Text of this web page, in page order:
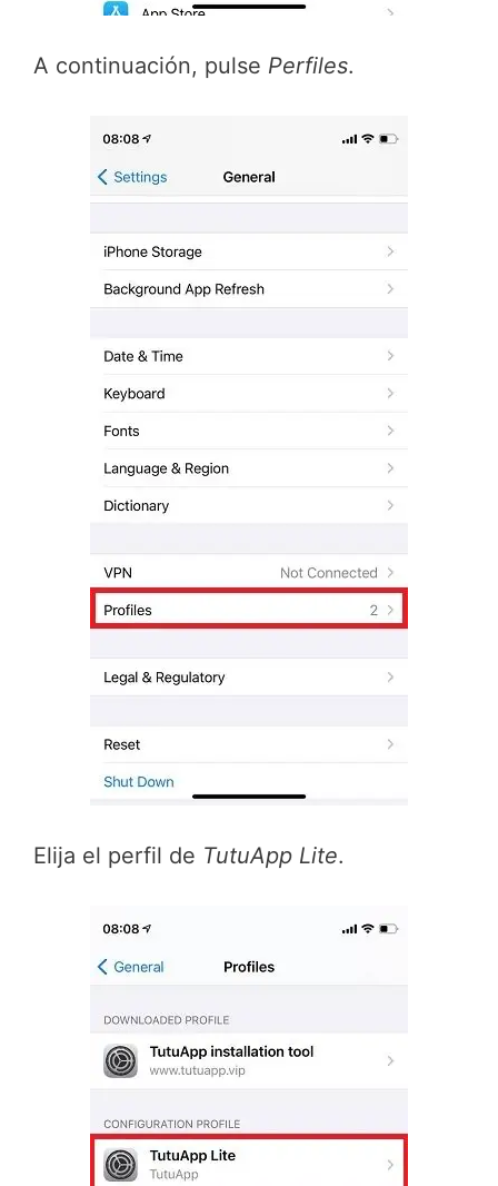
A continuación, pulse Perfiles.
Elija el perfil de TutuApp Lite.